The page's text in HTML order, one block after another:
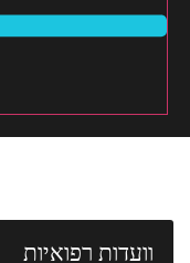
וועדות רפואיות